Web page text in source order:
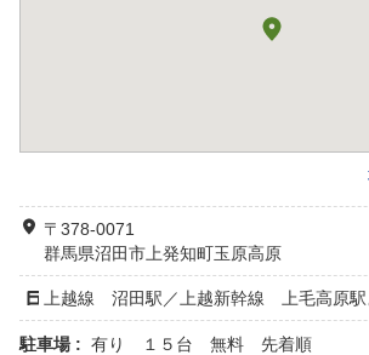
〒378-0071
群馬県沼田市上発知町玉原高原
上越線 沼田駅／上越新幹線 上毛高原駅
駐車場 : 有り １５台 無料 先着順